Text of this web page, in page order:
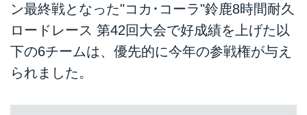
ン最終戦となった"コカ･コーラ"鈴鹿8時間耐久
ロードレース 第42回大会で好成績を上げた以
下の6チームは、優先的に今年の参戦権が与え
られました。